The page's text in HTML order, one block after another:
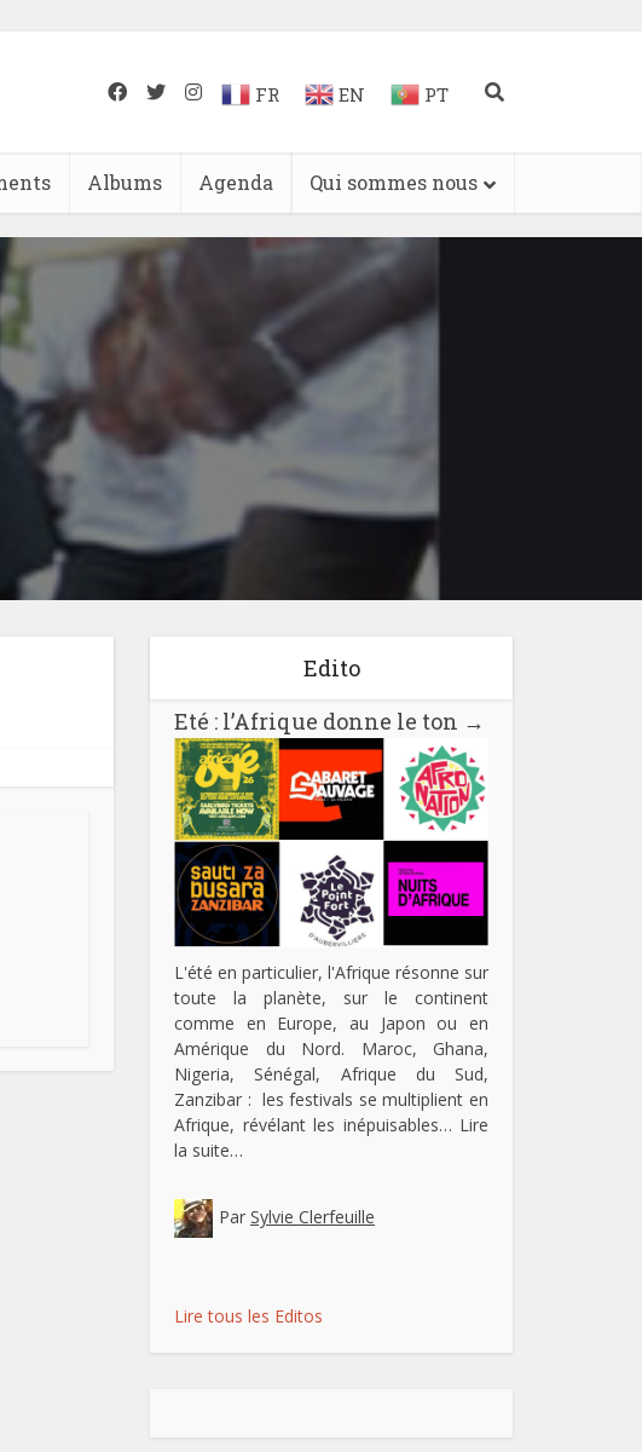
FR EN PT
Albums Agenda Qui sommes nous
Edito
Eté : l’Afrique donne le ton →
L'été en particulier, l'Afrique résonne sur
toute la planète, sur le continent
comme en Europe, au Japon ou en
Amérique du Nord. Maroc, Ghana,
Nigeria, Sénégal, Afrique du Sud,
Zanzibar : les festivals se multiplient en
Afrique, révélant les inépuisables… Lire
la suite…
Par Sylvie Clerfeuille
Lire tous les Editos